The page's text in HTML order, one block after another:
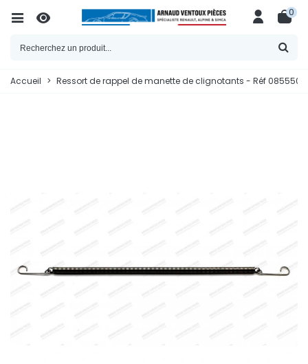
0
Accueil > Ressort de rappel de manette de clignotants - Réf